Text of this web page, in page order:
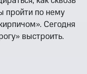
пройти по нему
Сегодня
выстроить.